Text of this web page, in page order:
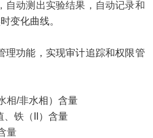
，自动测出实验结果，自动记录和
化曲线。
理功能 ， 实现审计追踪和权限管
相/非水相）含量
、铁（
II）含量
量